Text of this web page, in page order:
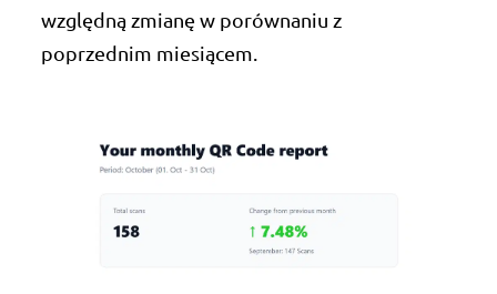
względną zmianę w porównaniu z
poprzednim miesiącem.